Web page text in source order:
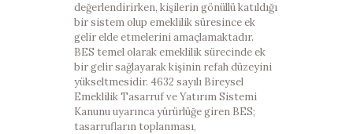
değerlendirirken, kişilerin gönüllü katıldığı
bir sistem olup emeklilik süresince ek
gelir elde etmelerini amaçlamaktadır.
BES temel olarak emeklilik sürecinde ek
bir gelir sağlayarak kişinin refah düzeyini
yükseltmesidir. 4632 sayılı Bireysel
Emeklilik Tasarruf ve Yatırım Sistemi
Kanunu uyarınca yürürlüğe giren BES;
tasarrufların toplanması,